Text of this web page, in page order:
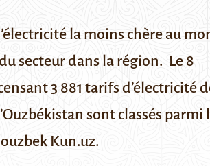
la moins chère au
secteur dans la région. Le 8
3 881 tarifs d’électricité
sont classés parmi
Kun.uz.